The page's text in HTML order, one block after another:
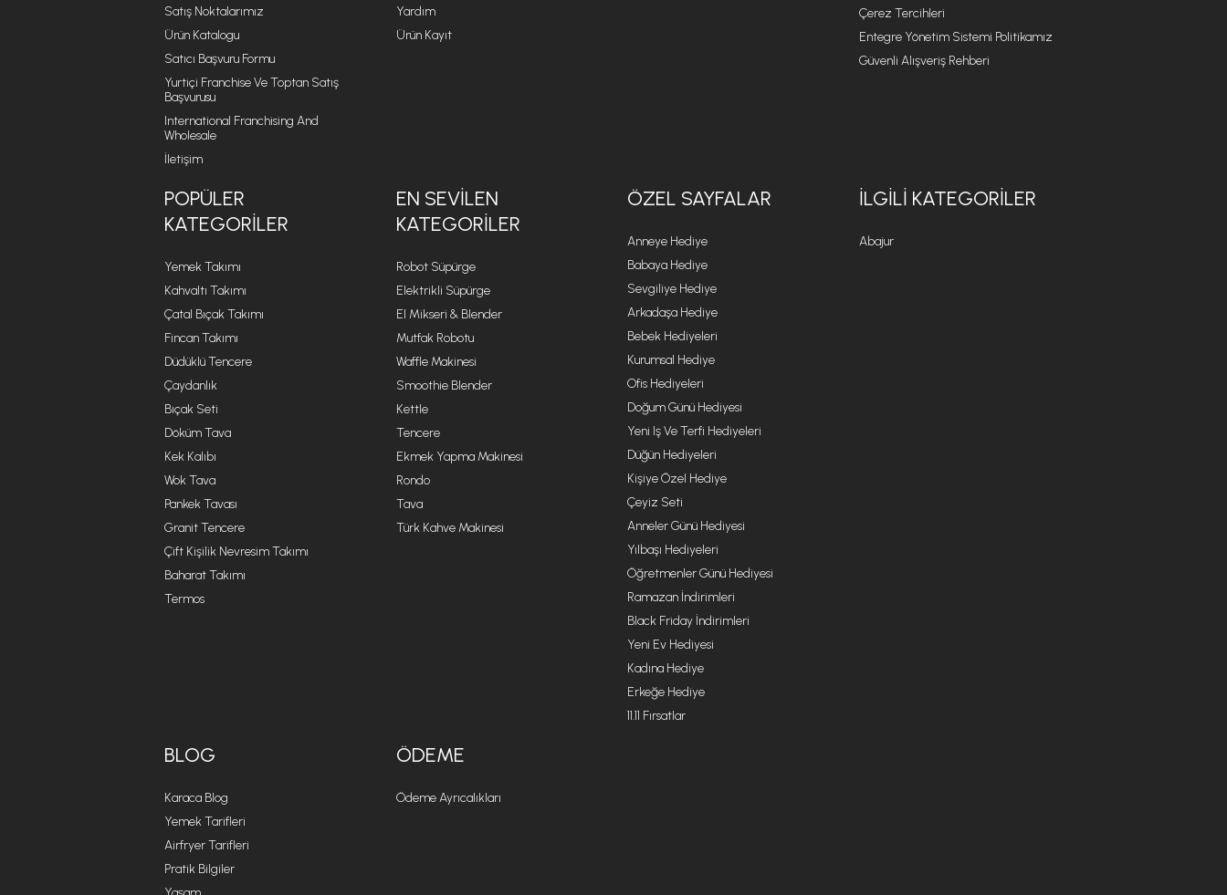
Satış Noktalarımız
Ürün Katalogu
Satıcı Başvuru Formu
Yurtiçi Franchise Ve Toptan Satış
Başvurusu
International Franchising And
Wholesale
İletişim
Yardım
Ürün Kayıt
Çerez Tercihleri
Entegre Yönetim Sistemi Politikamız
Güvenli Alışveriş Rehberi
POPÜLER
KATEGORILER
Yemek Takımı
Kahvaltı Takımı
Çatal Bıçak Takımı
Fincan Takımı
Düdüklü Tencere
Çaydanlık
Bıçak Seti
Döküm Tava
Kek Kalıbı
Wok Tava
Pankek Tavası
Granit Tencere
Çift Kişilik Nevresim Takımı
Baharat Takımı
Termos
EN SEVILEN
KATEGORILER
Robot Süpürge
Elektrikli Süpürge
El Mikseri & Blender
Mutfak Robotu
Waffle Makinesi
Smoothie Blender
Kettle
Tencere
Ekmek Yapma Makinesi
Rondo
Tava
Türk Kahve Makinesi
ÖZEL SAYFALAR
Anneye Hediye
Babaya Hediye
Sevgiliye Hediye
Arkadaşa Hediye
Bebek Hediyeleri
Kurumsal Hediye
Ofis Hediyeleri
Doğum Günü Hediyesi
Yeni Iş Ve Terfi Hediyeleri
Düğün Hediyeleri
Kişiye Özel Hediye
Çeyiz Seti
Anneler Günü Hediyesi
Yılbaşı Hediyeleri
Öğretmenler Günü Hediyesi
Ramazan İndirimleri
Black Friday İndirimleri
Yeni Ev Hediyesi
Kadına Hediye
Erkeğe Hediye
11.11 Fırsatlar
İLGILI KATEGORILER
Abajur
BLOG
Karaca Blog
Yemek Tarifleri
Airfryer Tarifleri
Pratik Bilgiler
ÖDEME
Ödeme Ayrıcalıkları